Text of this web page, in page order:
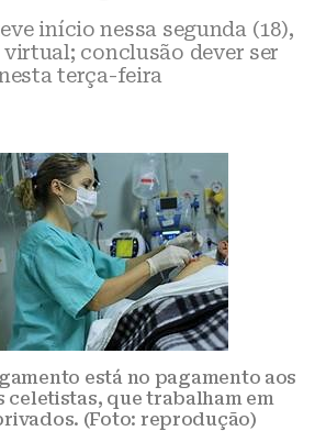
início nessa segunda (18),
conclusão dever ser
terça-feira
está no pagamento aos
celetistas, que trabalham em
(Foto: reprodução)